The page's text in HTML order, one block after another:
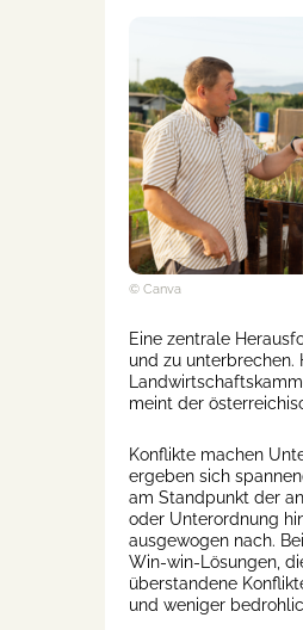
© Canva
Eine zentrale
und zu unterbrechen.
meint der
Konflikte machen
ergeben sich
am Standpunkt der
oder Unterordnung
ausgewogen nach.
Win-win-Lösungen,
überstandene
und weniger